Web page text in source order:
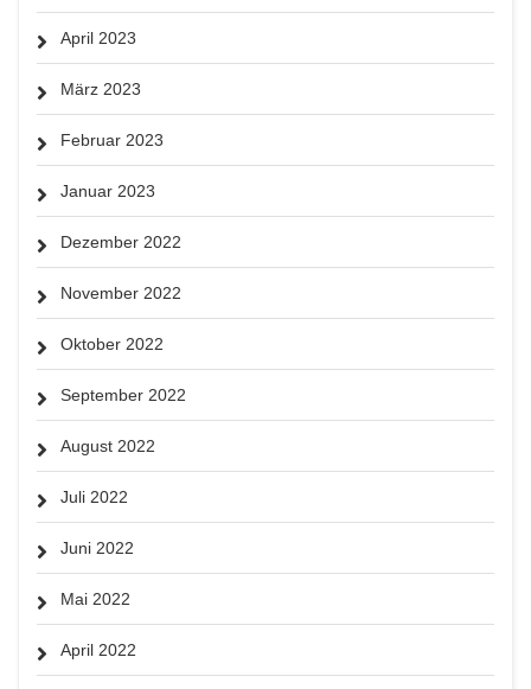
April 2023
März 2023
Februar 2023
Januar 2023
Dezember 2022
November 2022
Oktober 2022
September 2022
August 2022
Juli 2022
Juni 2022
Mai 2022
April 2022